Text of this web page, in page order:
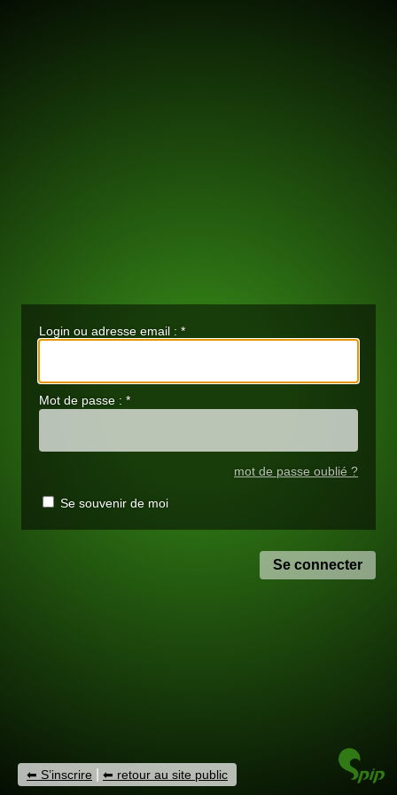
Login ou adresse email : *
Mot de passe : *
mot de passe oublié ?
Se souvenir de moi
S’inscrire retour au site public